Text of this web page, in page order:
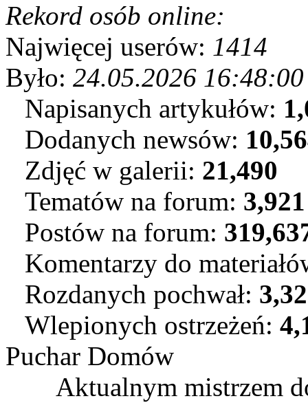
Rekord osób online:
Najwięcej userów: 1414
Było: 24.05.2026 16:48:00
Napisanych artykułów:
Dodanych newsów:
Zdjęć w galerii: 21,490
Tematów na forum: 3,921
Postów na forum:
Komentarzy do
Rozdanych pochwał:
Wlepionych ostrzeżeń:
Puchar Domów
Aktualnym mistrzem